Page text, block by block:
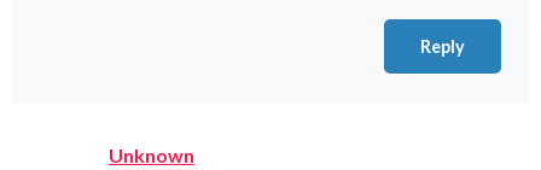
Reply
Unknown